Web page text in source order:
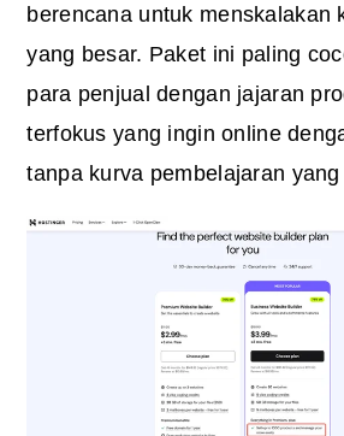
berencana untuk menskalakan
yang besar. Paket ini paling
para penjual dengan jajaran
terfokus yang ingin online
tanpa kurva pembelajaran yang